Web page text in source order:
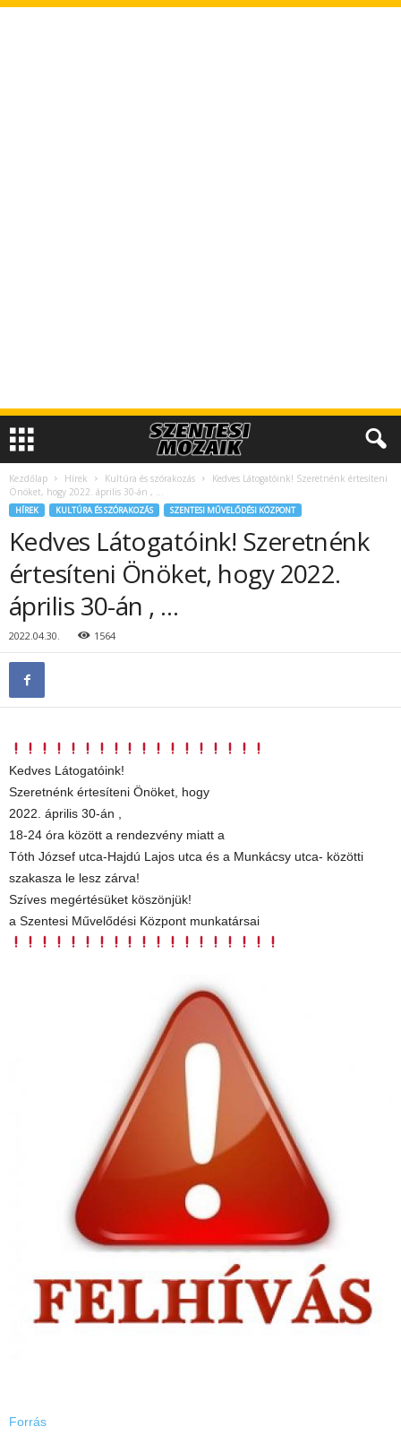
Kezdőlap Hírek Kultúra és szórakozás
Kedves Látogatóink! Szeretnénk értesíteni
Önöket, hogy 2022. április 30-án , …
HÍREK KULTÚRA ÉS SZÓRAKOZÁS SZENTESI MŰVELŐDÉSI KÖZPONT
Kedves Látogatóink! Szeretnénk
értesíteni Önöket, hogy 2022.
április 30-án , …
2022.04.30. 1564
Kedves Látogatóink!
Szeretnénk értesíteni Önöket, hogy
2022. április 30-án ,
18-24 óra között a rendezvény miatt a
Tóth József utca-Hajdú Lajos utca és a Munkácsy utca- közötti
szakasza le lesz zárva!
Szíves megértésüket köszönjük!
a Szentesi Művelődési Központ munkatársai
Forrás